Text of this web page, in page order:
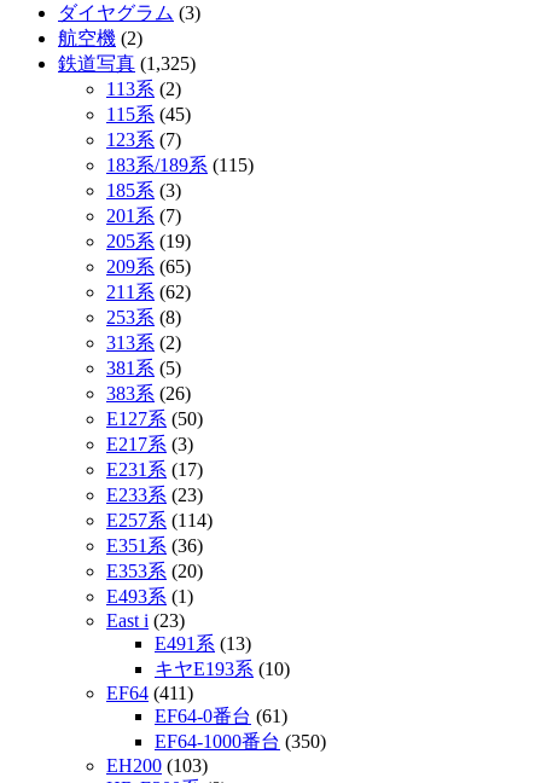
ダイヤグラム (3)
航空機 (2)
鉄道写真 (1,325)
113系 (2)
115系 (45)
123系 (7)
183系/189系 (115)
185系 (3)
201系 (7)
205系 (19)
209系 (65)
211系 (62)
253系 (8)
313系 (2)
381系 (5)
383系 (26)
E127系 (50)
E217系 (3)
E231系 (17)
E233系 (23)
E257系 (114)
E351系 (36)
E353系 (20)
E493系 (1)
East i (23)
E491系 (13)
キヤE193系 (10)
EF64 (411)
EF64-0番台 (61)
EF64-1000番台 (350)
EH200 (103)